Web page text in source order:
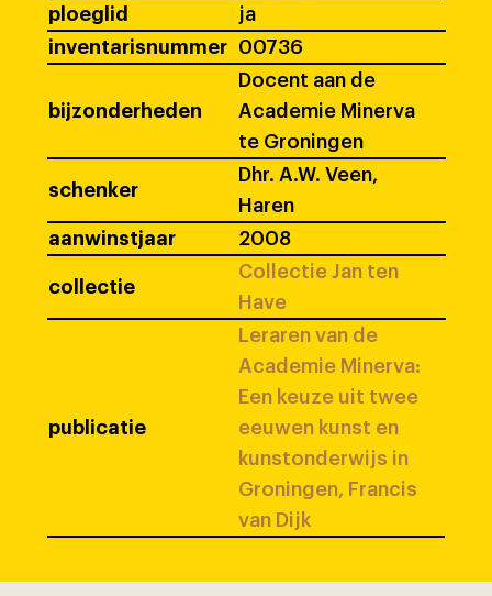
ploeglid
ja
inventarisnummer
00736
bijzonderheden
Docent aan de
Academie Minerva
te Groningen
schenker
Dhr. A.W. Veen,
Haren
aanwinstjaar
2008
collectie
Collectie Jan ten
Have
publicatie
Leraren van de
Academie Minerva:
Een keuze uit twee
eeuwen kunst en
kunstonderwijs in
Groningen, Francis
van Dijk